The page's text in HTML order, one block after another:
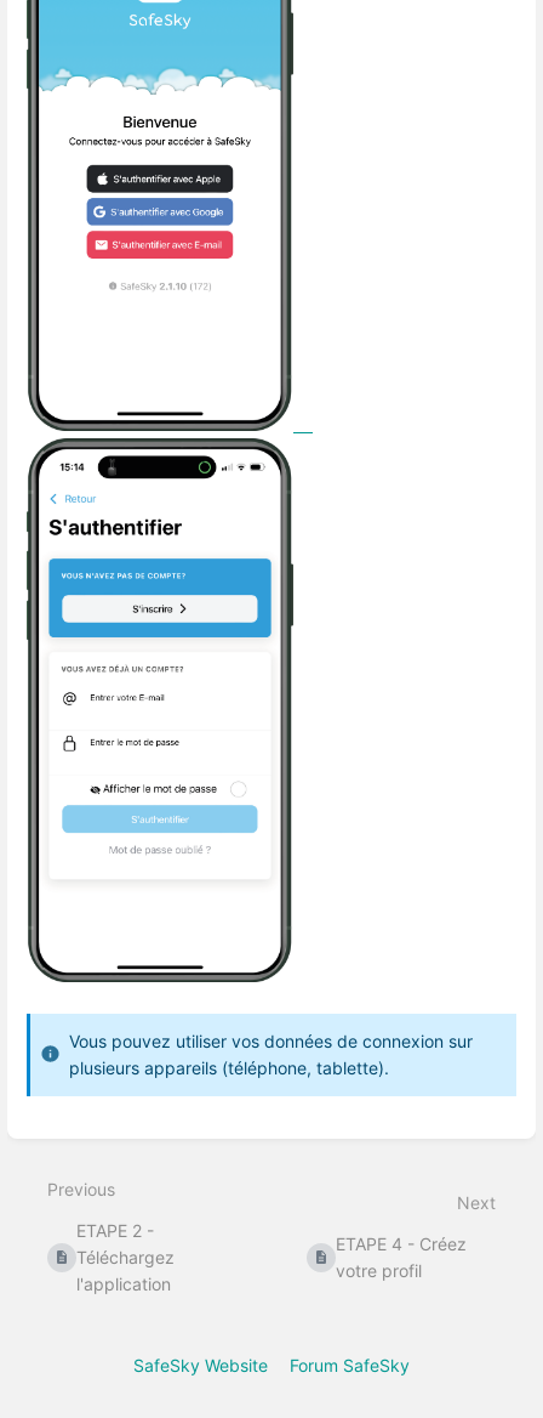
Vous pouvez utiliser vos données de connexion sur
plusieurs appareils (téléphone, tablette).
mode
Previous
ETAPE 2 -
Téléchargez
l'application
Next
ETAPE 4 - Créez
votre profil
SafeSky Website Forum SafeSky